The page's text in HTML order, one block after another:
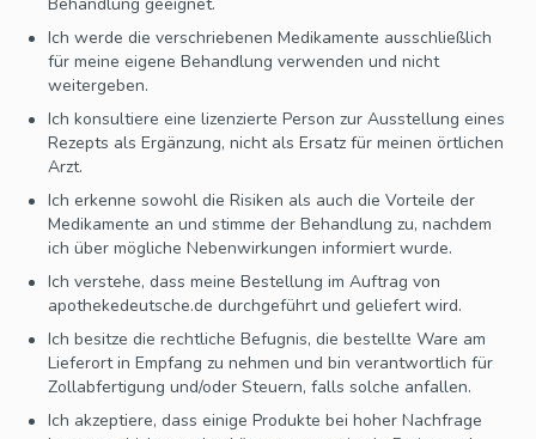
Ich werde die verschriebenen Medikamente ausschließlich
für meine eigene Behandlung verwenden und nicht
weitergeben.
Ich konsultiere eine lizenzierte Person zur Ausstellung eines
Rezepts als Ergänzung, nicht als Ersatz für meinen örtlichen
Arzt.
Ich erkenne sowohl die Risiken als auch die Vorteile der
Medikamente an und stimme der Behandlung zu, nachdem
ich über mögliche Nebenwirkungen informiert wurde.
Ich verstehe, dass meine Bestellung im Auftrag von
apothekedeutsche.de durchgeführt und geliefert wird.
Ich besitze die rechtliche Befugnis, die bestellte Ware am
Lieferort in Empfang zu nehmen und bin verantwortlich für
Zollabfertigung und/oder Steuern, falls solche anfallen.
Ich akzeptiere, dass einige Produkte bei hoher Nachfrage